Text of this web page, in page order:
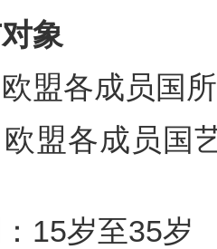
象
盟各成员国
盟各成员国
15岁至35岁